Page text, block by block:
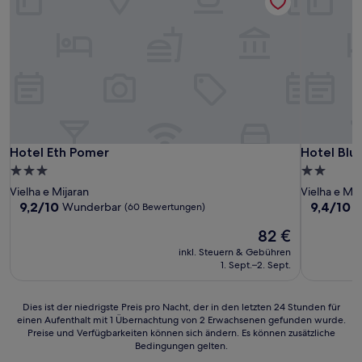
Hotel Eth Pomer
Hotel Eth Pomer
3.0-
Sterne-
Unterkunft
Vielha e Mijaran
9.2
9,2/10 Wunderbar (60 Bewertungen)
Der
Preis
beträgt
82 €
inkl. Steuern & Gebühren
1. Sept.–2. Sept.
Hotel Blu
Hotel Blu
2.0-
Sterne-
Vielha e
9.4
9,4/10
Dies
ist
Dies ist der niedrigste Preis pro Nacht, der in den letzten 24 Stunden für
einen Aufenthalt mit 1 Übernachtung von 2 Erwachsenen gefunden wurde.
Preise und Verfügbarkeiten können sich ändern. Es können zusätzliche
Bedingungen gelten.